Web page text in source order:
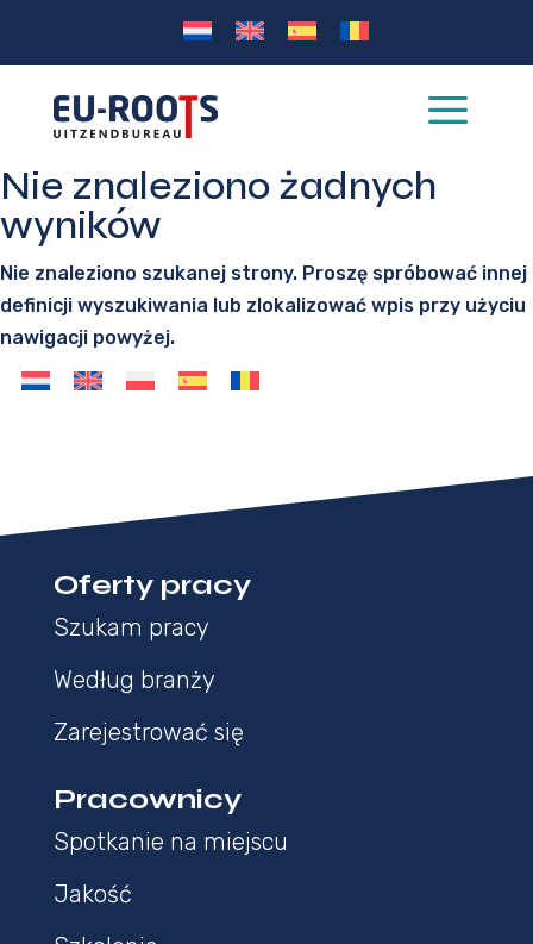
a
Nie znaleziono żadnych
wyników
Nie znaleziono szukanej strony. Proszę spróbować innej
definicji wyszukiwania lub zlokalizować wpis przy użyciu
nawigacji powyżej.
Oferty pracy
Szukam pracy
Według branży
Zarejestrować się
Pracownicy
Spotkanie na miejscu
Jakość